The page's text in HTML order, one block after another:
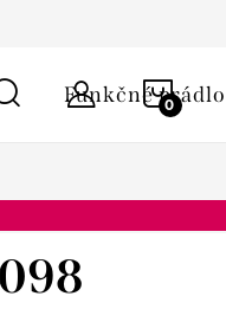
Funkčné prádlo